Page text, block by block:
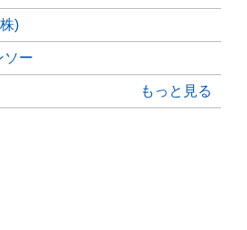
)
ソー
もっと見る